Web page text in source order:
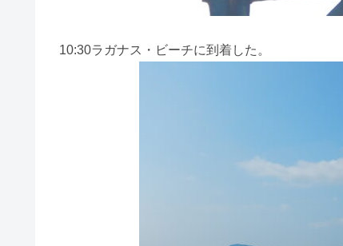
10:30ラガナス・ビーチに到着した。